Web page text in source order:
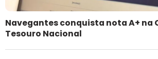
Navegantes conquista nota A+ na
Tesouro Nacional